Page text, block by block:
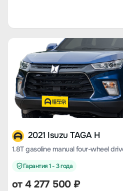
2021 Isuzu TAGA H
Гарантия 1 - 3 года
от 4 277 500 ₽